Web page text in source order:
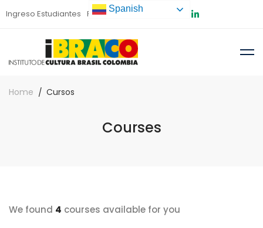
Ingreso Estudiantes Preinscripción
Home Cursos
Courses
We found 4 courses available for you
Spanish